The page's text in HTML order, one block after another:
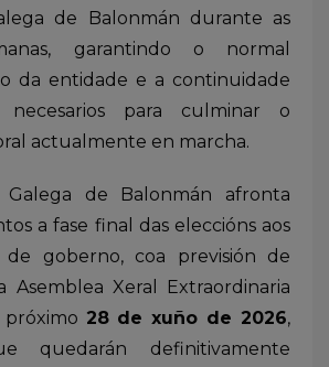
de Balonmán durante as
garantindo o normal
da entidade e a continuidade
necesarios para culminar o
actualmente en marcha.
Galega de Balonmán afronta
a fase final das eleccións aos
de goberno, coa previsión de
Asemblea Xeral Extraordinaria
28 de xuño de 2026,
quedarán definitivamente